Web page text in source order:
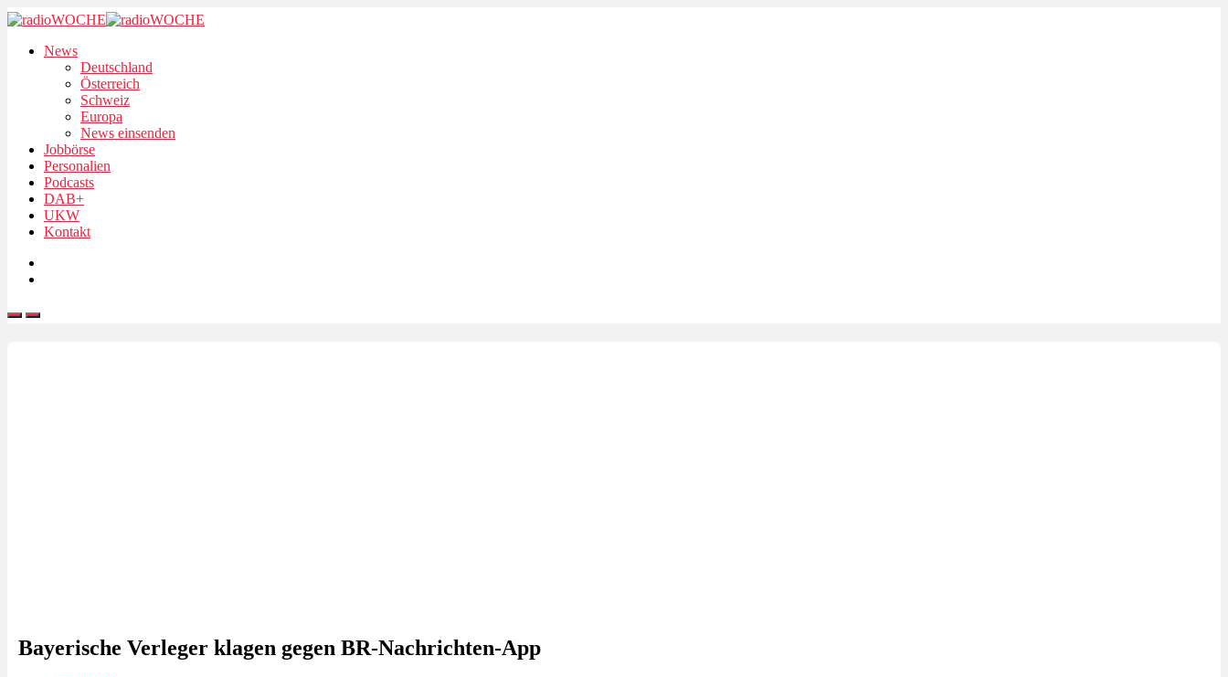
News
Deutschland
Österreich
Schweiz
Europa
News einsenden
Jobbörse
Personalien
Podcasts
DAB+
UKW
Kontakt
Bayerische Verleger klagen gegen BR-Nachrichten-App